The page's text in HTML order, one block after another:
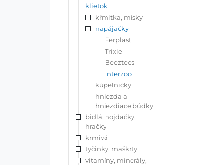
klietok
kŕmitka, misky
napájačky
Ferplast
Trixie
Beeztees
Interzoo
kúpelničky
hniezda a
hniezdiace búdky
bidlá, hojdačky,
hračky
krmivá
tyčinky, maškrty
vitamíny, minerály,